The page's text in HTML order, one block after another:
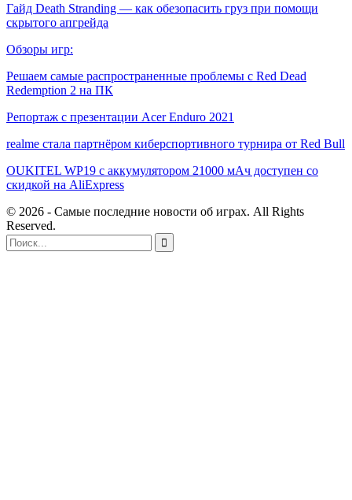
Гайд Death Stranding — как обезопасить груз при помощи
скрытого апгрейда
Обзоры игр:
Решаем самые распространенные проблемы с Red Dead
Redemption 2 на ПК
Репортаж с презентации Acer Enduro 2021
realme стала партнёром киберспортивного турнира от Red Bull
OUKITEL WP19 с аккумулятором 21000 мАч доступен со
скидкой на AliExpress
© 2026 - Самые последние новости об играх. All Rights
Reserved.